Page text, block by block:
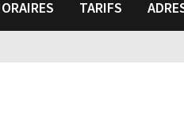
TARIFS